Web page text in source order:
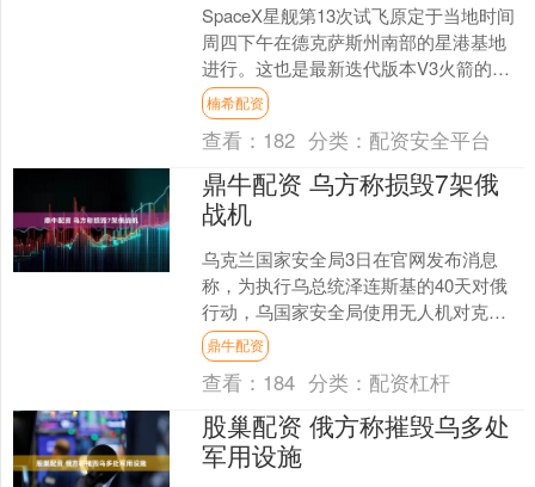
SpaceX星舰第13次试飞原定于当地时间
周四下午在德克萨斯州南部的星港基地
进行。这也是最新迭代版本V3火箭的第
二次飞行，其将搭载20颗星链V3卫星执
行测试任务....
楠希配资
查看： 182 分类： 配资安全平台
鼎牛配资 乌方称损毁7架俄
战机
乌克兰国家安全局3日在官网发布消息
称，为执行乌总统泽连斯基的40天对俄
行动，乌国家安全局使用无人机对克里
米亚两座军用机场实施了打击。萨基机
场存放苏-30SM、苏....
鼎牛配资
查看： 184 分类： 配资杠杆
股巢配资 俄方称摧毁乌多处
军用设施